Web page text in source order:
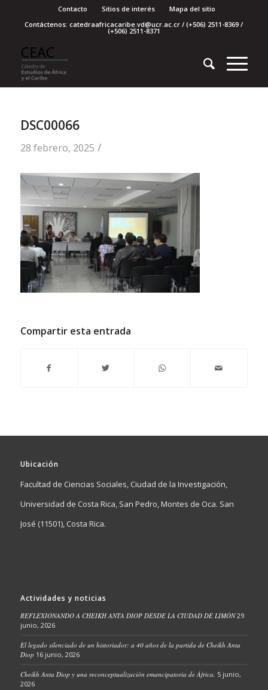
Contacto Sitios de interés
Mapa del sitio
Contáctenos: catedraafricacaribe.vd@ucr.ac.cr / (+506) 2511-8369 /
(+506) 2511-8371
DSC00066
28 febrero, 2025 /
Compartir esta entrada
Ubicación
Facultad de Ciencias Sociales, Ciudad de la Investigación,
Universidad de Costa Rica, San Pedro, Montes de Oca. San
José (11501), Costa Rica.
Actividades y noticias
REFLEXIONANDO A CHEIKH ANTA DIOP DESDE LA CIUDAD DE LIMÓN 29
junio, 2026
El legado silenciado de un historiador: a 40 años de la partida de Cheikh Anta
Diop 16 junio, 2026
Cheikh Anta Diop y una reconceptualización emancipatoria de África. 5 junio,
2026